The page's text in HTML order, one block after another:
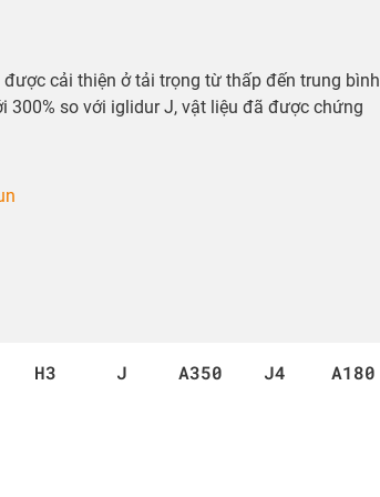
cải thiện ở tải trọng từ thấp đến trung bình
300% so với iglidur J, vật liệu đã được chứng
H3 J A350 J4 A180